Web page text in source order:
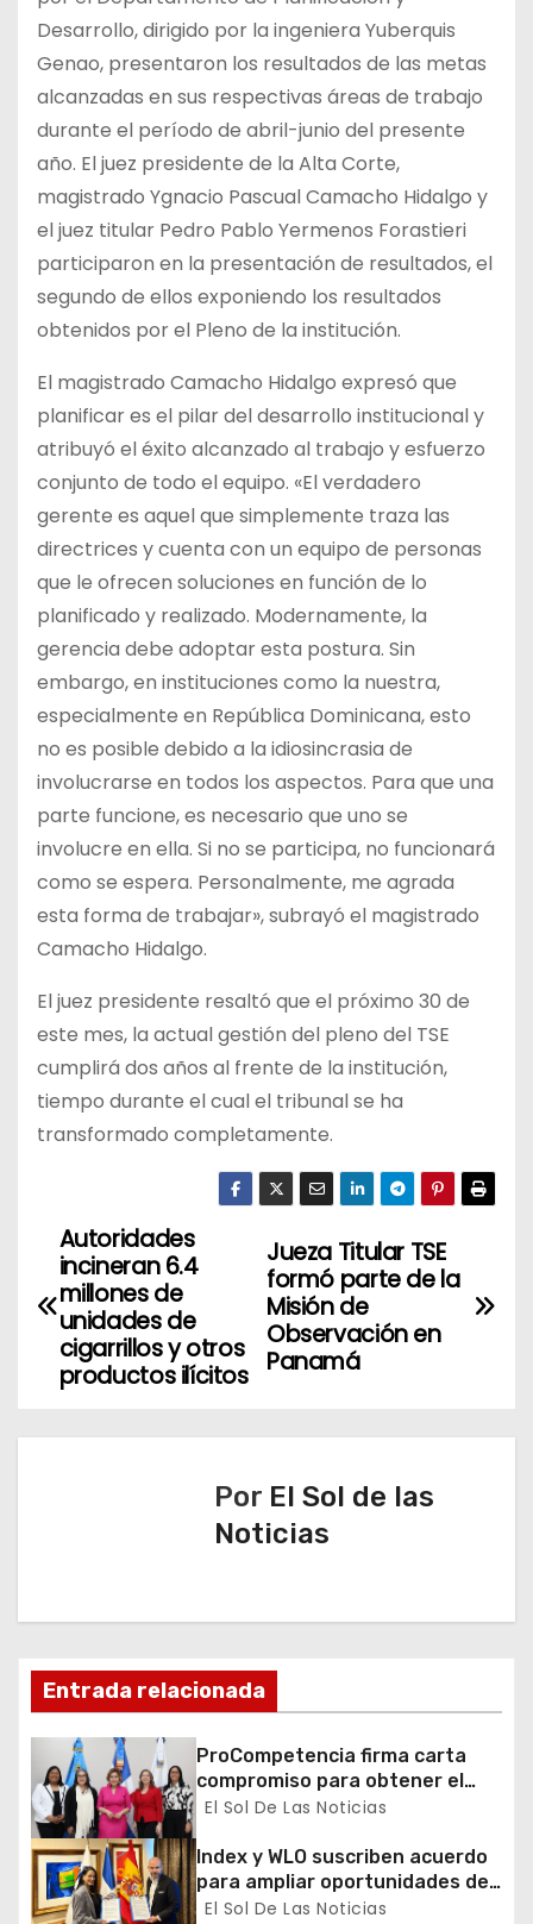
Desarrollo, dirigido por la ingeniera Yuberquis
Genao, presentaron los resultados de las metas
alcanzadas en sus respectivas áreas de trabajo
durante el período de abril-junio del presente
año. El juez presidente de la Alta Corte,
magistrado Ygnacio Pascual Camacho Hidalgo y
el juez titular Pedro Pablo Yermenos Forastieri
participaron en la presentación de resultados, el
segundo de ellos exponiendo los resultados
obtenidos por el Pleno de la institución.
El magistrado Camacho Hidalgo expresó que
planificar es el pilar del desarrollo institucional y
atribuyó el éxito alcanzado al trabajo y esfuerzo
conjunto de todo el equipo. «El verdadero
gerente es aquel que simplemente traza las
directrices y cuenta con un equipo de personas
que le ofrecen soluciones en función de lo
planificado y realizado. Modernamente, la
gerencia debe adoptar esta postura. Sin
embargo, en instituciones como la nuestra,
especialmente en República Dominicana, esto
no es posible debido a la idiosincrasia de
involucrarse en todos los aspectos. Para que una
parte funcione, es necesario que uno se
involucre en ella. Si no se participa, no funcionará
como se espera. Personalmente, me agrada
esta forma de trabajar», subrayó el magistrado
Camacho Hidalgo.
El juez presidente resaltó que el próximo 30 de
este mes, la actual gestión del pleno del TSE
cumplirá dos años al frente de la institución,
tiempo durante el cual el tribunal se ha
transformado completamente.
N
a
g
n
d
e
e
n
Jueza Titular TSE
formó parte de la
Misión de
Observación en
Panamá
Autoridades
incineran 6.4
millones de
unidades de
cigarrillos y otros
productos ilícitos
Por El Sol de las
Noticias
Entrada relacionada
ProCompetencia firma carta
compromiso para obtener el
Sello Igualando RD para el
El Sol De Las Noticias
Index y WLO suscriben acuerdo
para ampliar oportunidades de
formación de dominicanos en el
El Sol De Las Noticias